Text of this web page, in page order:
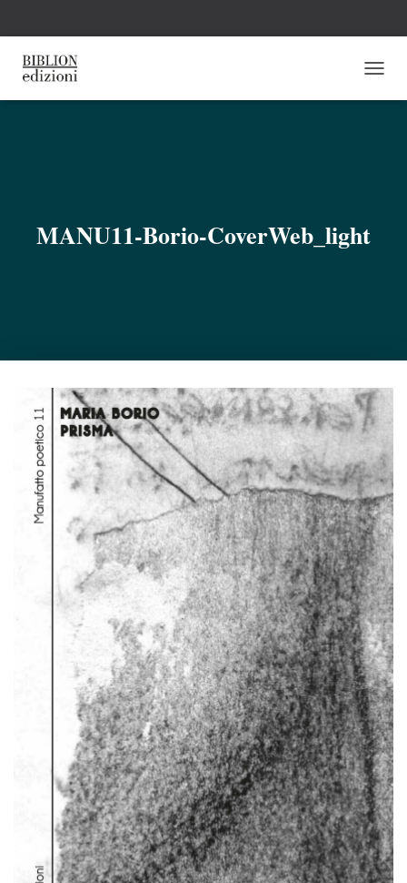
A
E
MANU11-Borio-CoverWeb_light